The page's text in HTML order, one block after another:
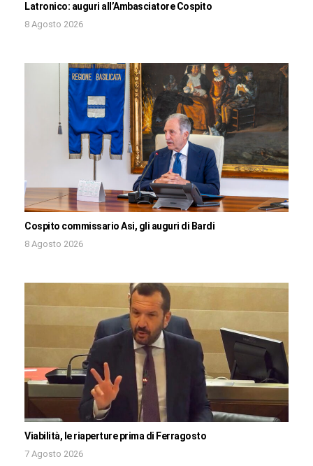
Latronico: auguri all’Ambasciatore Cospito
8 Agosto 2026
Cospito commissario Asi, gli auguri di Bardi
8 Agosto 2026
Viabilità, le riaperture prima di Ferragosto
7 Agosto 2026